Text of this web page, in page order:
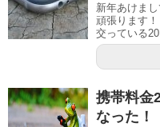
新年あけま
頑張ります
交っている
携帯料金
なった！